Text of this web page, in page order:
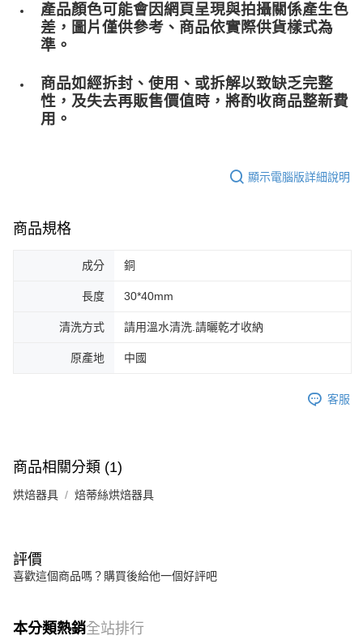
產品顏色可能會因網頁呈現與拍攝關係產生色
差，圖片僅供參考、商品依實際供貨樣式為
準。
商品如經拆封、使用、或拆解以致缺乏完整
性，及失去再販售價值時，將酌收商品整﻿新費
用。
顯示電腦版詳細說明
商品規格
成分 銅
長度 30*40mm
清洗方式 請用溫水清洗.請曬乾才收納
原產地 中國
客服
商品相關分類 (1)
烘焙器具 焙蒂絲烘焙器具
評價
喜歡這個商品嗎？購買後給他一個好評吧
本分類熱銷全站排行